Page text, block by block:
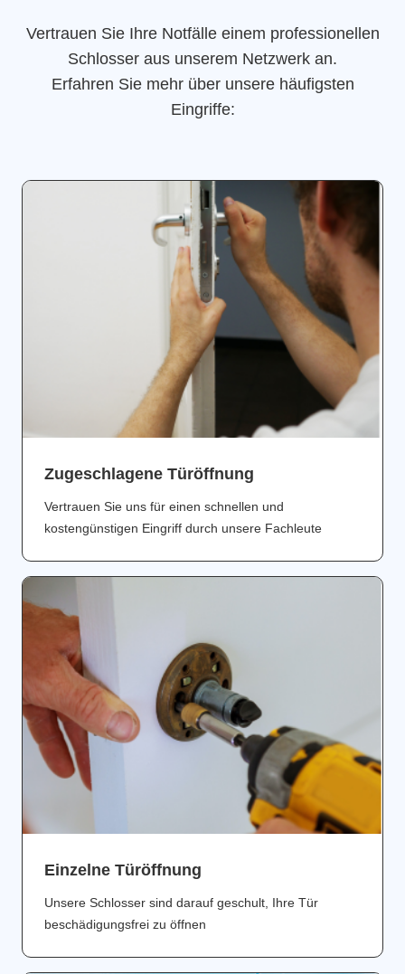
Vertrauen Sie Ihre Notfälle einem professionellen
Schlosser aus unserem Netzwerk an.
Erfahren Sie mehr über unsere häufigsten
Eingriffe:
Zugeschlagene Türöffnung
Vertrauen Sie uns für einen schnellen und
kostengünstigen Eingriff durch unsere Fachleute
Einzelne Türöffnung
Unsere Schlosser sind darauf geschult, Ihre Tür
beschädigungsfrei zu öffnen